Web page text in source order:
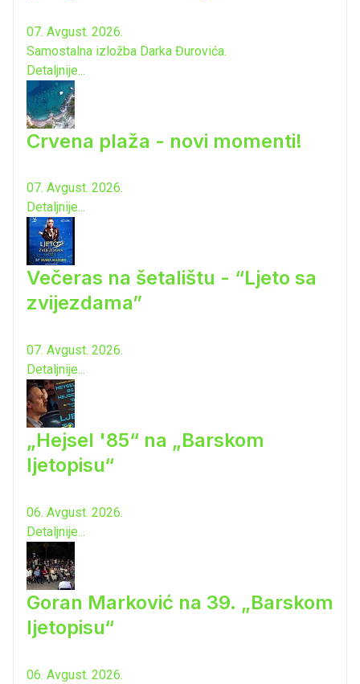
07. Avgust. 2026.
Samostalna izložba Darka Đurovića.
Detaljnije...
Crvena plaža - novi momenti!
07. Avgust. 2026.
Detaljnije...
Večeras na šetalištu - “Ljeto sa
zvijezdama”
07. Avgust. 2026.
Detaljnije...
„Hejsel '85“ na „Barskom
ljetopisu“
06. Avgust. 2026.
Detaljnije...
Goran Marković na 39. „Barskom
ljetopisu“
06. Avgust. 2026.